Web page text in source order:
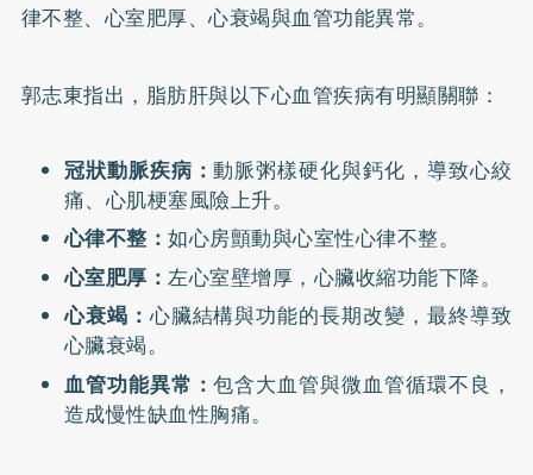
律不整、心室肥厚、心衰竭與血管功能異常。
郭志東指出，脂肪肝與以下心血管疾病有明顯關聯：
冠狀動脈疾病：動脈粥樣硬化與鈣化，導致心絞
痛、心肌梗塞風險上升。
心律不整：如心房顫動與心室性心律不整。
心室肥厚：左心室壁增厚，心臟收縮功能下降。
心衰竭：心臟結構與功能的長期改變，最終導致
心臟衰竭。
血管功能異常：包含大血管與微血管循環不良，
造成慢性缺血性胸痛。